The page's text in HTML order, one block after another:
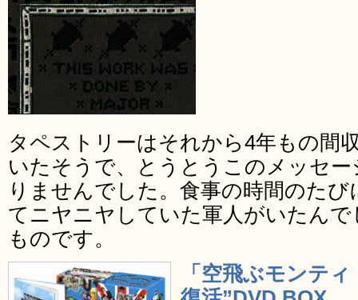
タペストリーはそれから4年もの間
いたそうで、とうとうこのメッセ
りませんでした。食事の時間のた
てニヤニヤしていた軍人がいたん
ものです。
「空飛ぶモンテ